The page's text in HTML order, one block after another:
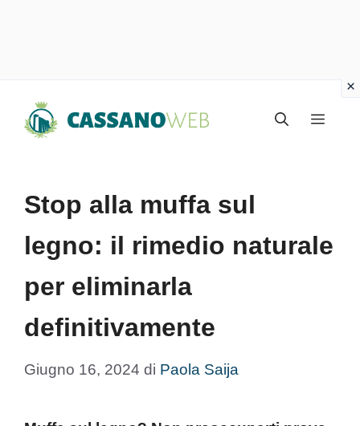
Menu
Stop alla muffa sul
legno: il rimedio naturale
per eliminarla
definitivamente
Giugno 16, 2024 di Paola Saija